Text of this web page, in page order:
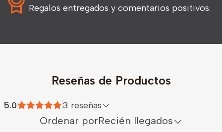
Regalos entregados y comentarios positivos.
Reseñas de Productos
5.0 3 reseñas
Ordenar porRecién llegados